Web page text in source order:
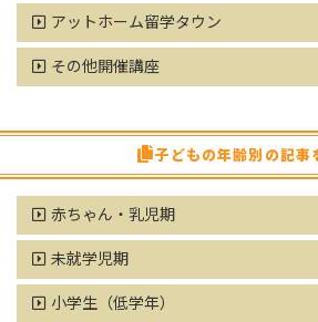
アットホーム留学タウン
その他開催講座
子どもの年齢別の記事
赤ちゃん・乳児期
未就学児期
小学生（低学年）